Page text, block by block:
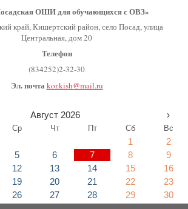
ОШИ для обучающихся с ОВЗ»
край, Кишертский район, село Посад, улица
Центральная, дом 20
Телефон
(834252)2-32-30
Эл. почта kor.kish@mail.ru
Август 2026 ›
Ср Чт Пт Сб Вс
1
2
5 6 7 8
9
12 13 14 15
16
19 20 21 22
23
26 27 28 29
30